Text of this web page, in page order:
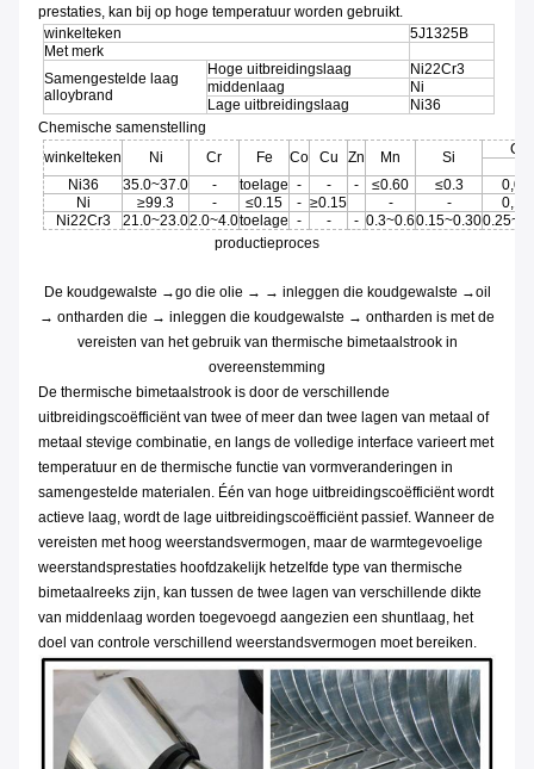
prestaties, kan bij op hoge temperatuur worden gebruikt.
winkelteken
5J1325B
Met merk
Samengestelde laag
alloybrand
Hoge uitbreidingslaag
Ni22Cr3
middenlaag
Ni
Lage uitbreidingslaag
Ni36
Chemische samenstelling
winkelteken
Ni Cr Fe Co Cu Zn Mn Si C
Ni36 35.0~37.0 - toelage - - - ≤0.60 ≤0.3
0,05
Ni
≥99.3 - ≤0.15 - ≥0.15 - -
0,15
Ni22Cr3
21.0~23.02.0~4.0toelage - - - 0.3~0.60.15~0.30
productieproces
De koudgewalste →go die olie → → inleggen die koudgewalste →oil
→ ontharden die → inleggen die koudgewalste → ontharden is met de
vereisten van het gebruik van thermische bimetaalstrook in
overeenstemming
De thermische bimetaalstrook is door de verschillende
uitbreidingscoëfficiënt van twee of meer dan twee lagen van metaal of
metaal stevige combinatie, en langs de volledige interface varieert met
temperatuur en de thermische functie van vormveranderingen in
samengestelde materialen. Één van hoge uitbreidingscoëfficiënt wordt
actieve laag, wordt de lage uitbreidingscoëfficiënt passief. Wanneer de
vereisten met hoog weerstandsvermogen, maar de warmtegevoelige
weerstandsprestaties hoofdzakelijk hetzelfde type van thermische
bimetaalreeks zijn, kan tussen de twee lagen van verschillende dikte
van middenlaag worden toegevoegd aangezien een shuntlaag, het
doel van controle verschillend weerstandsvermogen moet bereiken.